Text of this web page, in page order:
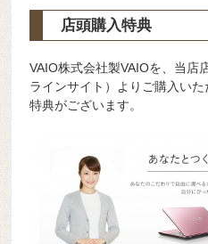
店頭購入特典
VAIO株式会社製VAIOを、当店
ラインサイト）よりご購入い
特典がございます。